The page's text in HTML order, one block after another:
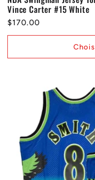
Vince Carter #15 White
Prix
habituel
$170.00